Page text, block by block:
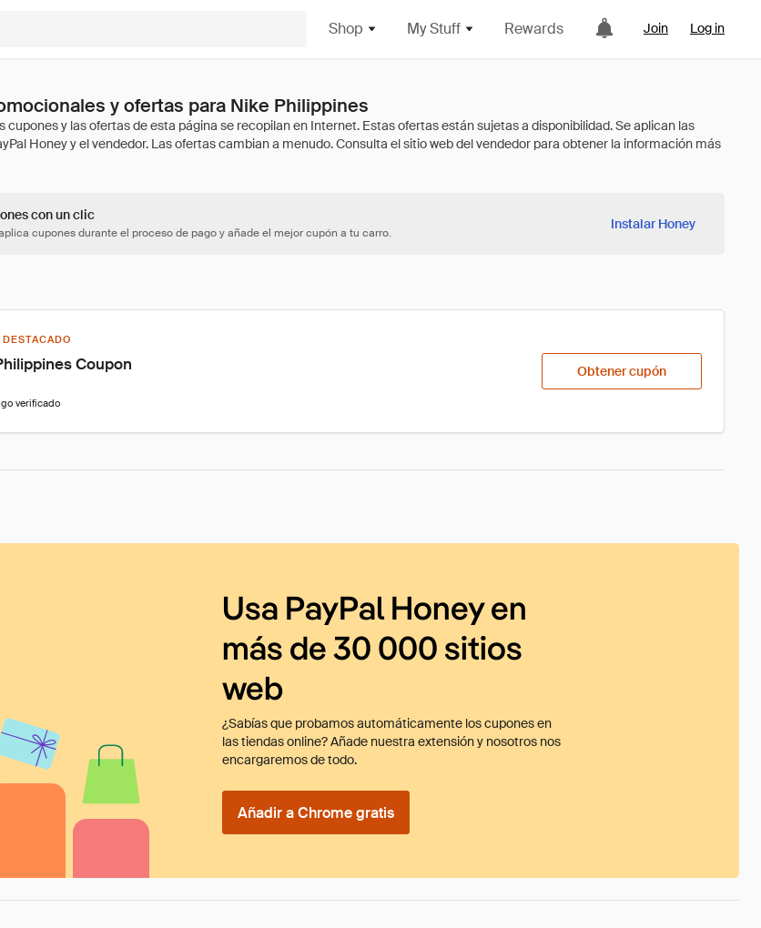
Shop My Stuff Rewards Join Log in
y ofertas para Nike Philippines
con un clic
cupones durante el proceso de pago y añade el mejor cupón a tu carro.
Instalar Honey
Coupon
verificado
Obtener cupón
Usa PayPal Honey en
más de 30 000 sitios
web
¿Sabías que probamos automáticamente los cupones en
las tiendas online? Añade nuestra extensión y nosotros nos
encargaremos de todo.
Añadir a Chrome gratis